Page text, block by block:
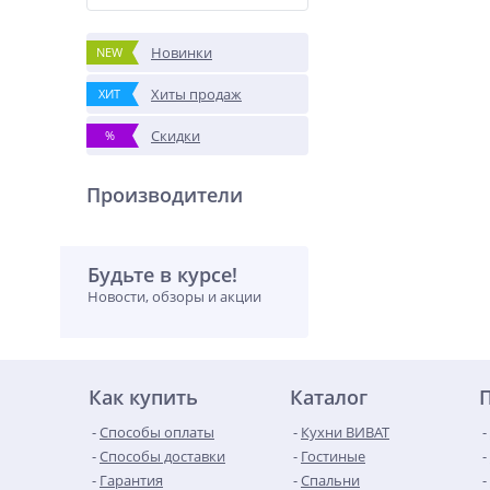
NEW Новинки
ХИТ Хиты продаж
% Скидки
Производители
Будьте в курсе!
Новости, обзоры и акции
Как купить
Способы оплаты
Способы доставки
Гарантия
Каталог
Кухни ВИВАТ
Гостиные
Спальни